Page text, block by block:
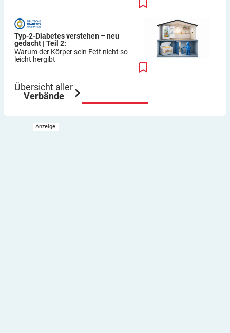
Typ-2-Diabetes verstehen – neu
gedacht | Teil 2:
Warum der Körper sein Fett nicht so
leicht hergibt
Übersicht aller
Verbände